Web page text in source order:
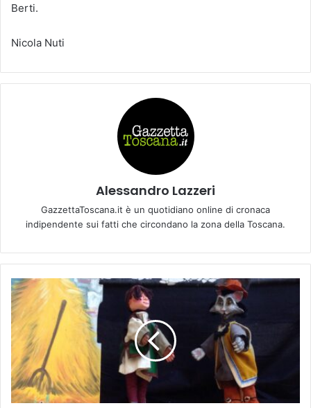
Berti.
Nicola Nuti
Alessandro Lazzeri
GazzettaToscana.it è un quotidiano online di cronaca
indipendente sui fatti che circondano la zona della Toscana.
d
a
3
0
a
g
o